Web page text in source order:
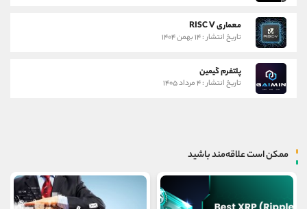
معماری RISC V
تاریخ انتشار : ۱۴ بهمن ۱۴۰۴
پلتفرم گیمین
تاریخ انتشار : ۴ مرداد ۱۴۰۵
ممکن است علاقه‌مند باشید